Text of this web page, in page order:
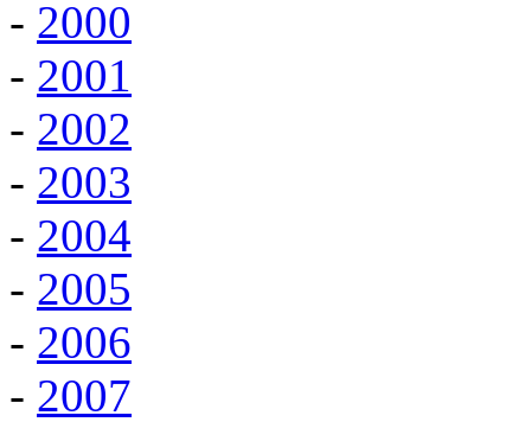
- 2000
- 2001
- 2002
- 2003
- 2004
- 2005
- 2006
- 2007